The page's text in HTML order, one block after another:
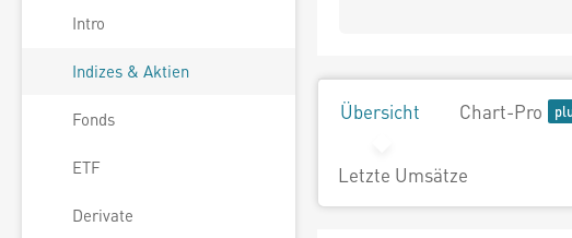
Intro
Indizes & Aktien
Fonds
ETF
Derivate
Übersicht Chart-Pro
Letzte Umsätze